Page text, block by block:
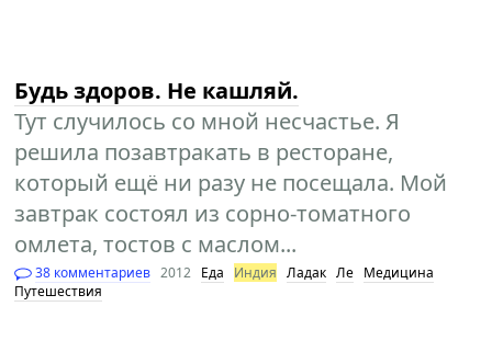
Будь здоров. Не кашляй.
Тут случилось со мной несчастье. Я
решила позавтракать в ресторане,
который ещё ни разу не посещала. Мой
завтрак состоял из сорно-томатного
омлета, тостов с маслом...
38 комментариев 2012 Еда Индия Ладак Ле Медицина
Путешествия